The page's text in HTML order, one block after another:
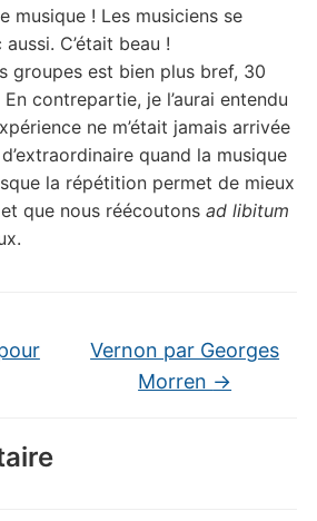
musique ! Les musiciens se
C’était beau !
groupes est bien plus bref, 30
contrepartie, je l’aurai entendu
ne m’était jamais arrivée
quand la musique
la répétition permet de mieux
que nous réécoutons ad libitum
Vernon par Georges
Morren →